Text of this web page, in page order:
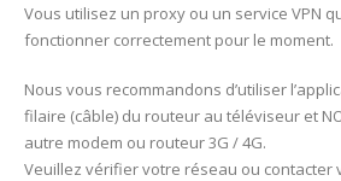
Vous utilisez un proxy ou un service VPN
fonctionner correctement pour le moment.
Nous vous recommandons d’utiliser
filaire (câble) du routeur au téléviseur et
autre modem ou routeur 3G / 4G.
Veuillez vérifier votre réseau ou contacter